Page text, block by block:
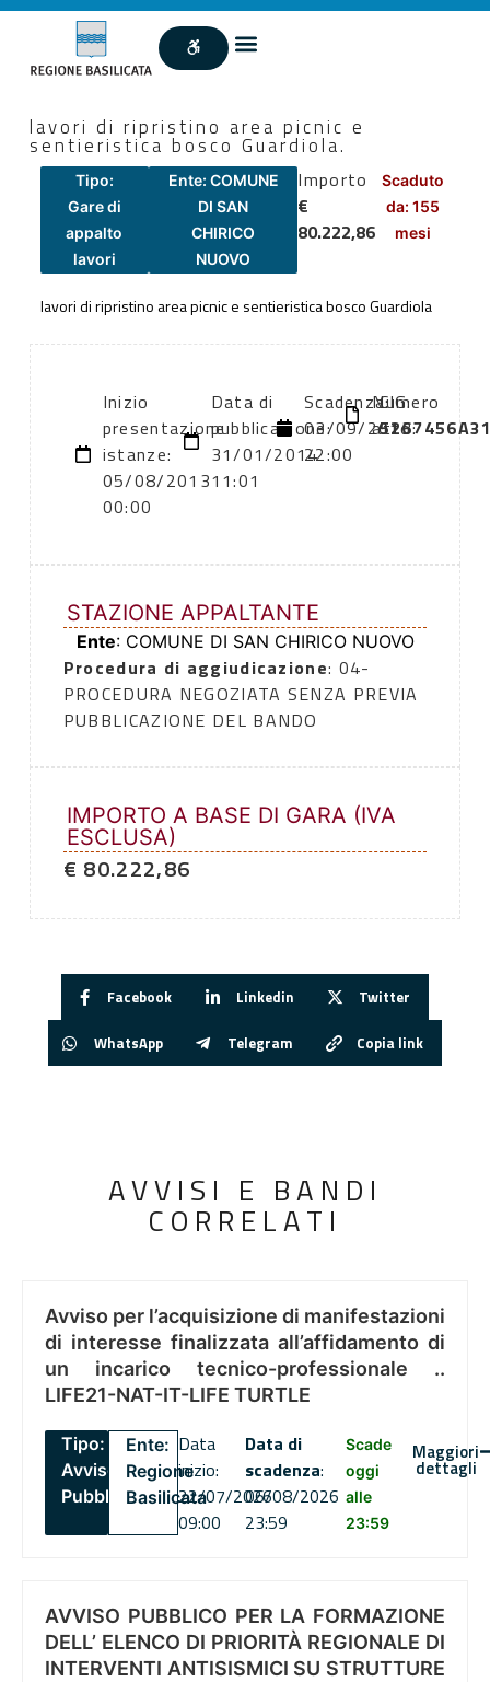
lavori di ripristino area picnic e
sentieristica bosco Guardiola.
Tipo:
Gare di
appalto
lavori
Ente: COMUNE
DI SAN
CHIRICO
NUOVO
Importo
€
80.222,86
Scaduto
da: 155
mesi
lavori di ripristino area picnic e sentieristica bosco Guardiola
Inizio
presentazione
istanze:
05/08/2013
00:00
Data di
pubblicazione:
31/01/2014
11:01
Scadenza:
03/09/2013
22:00
Numero
atto:
CIG:
STAZIONE APPALTANTE
Ente: COMUNE DI SAN CHIRICO NUOVO
Procedura di aggiudicazione: 04-
PROCEDURA NEGOZIATA SENZA PREVIA
PUBBLICAZIONE DEL BANDO
IMPORTO A BASE DI GARA (IVA
ESCLUSA)
€ 80.222,86
Facebook Linkedin Twitter
WhatsApp Telegram Copia link
AVVISI E BANDI
CORRELATI
Avviso per l’acquisizione di manifestazioni
di interesse finalizzata all’affidamento di
un incarico tecnico-professionale ..
LIFE21-NAT-IT-LIFE TURTLE
Tipo:
Avviso
Pubblico
Ente:
Regione
Basilicata
Data
inizio:
22/07/2026
09:00
Data di
scadenza:
06/08/2026
23:59
Scade
oggi
alle
23:59
Maggiori
dettagli
AVVISO PUBBLICO PER LA FORMAZIONE
DELL’ ELENCO DI PRIORITÀ REGIONALE DI
INTERVENTI ANTISISMICI SU STRUTTURE